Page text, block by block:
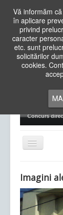
Vă informăm
în aplicare
privind
caracter
etc. sunt
solicitărilor
cookies.
Cauta
in
siteAcasa
Examene
Concurs
Comută
navigarea
Imagini